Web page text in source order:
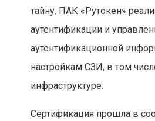
тайну. ПАК «Рутокен»
аутентификации и
аутентификационной
настройкам СЗИ, в том
инфраструктуре.
Сертификация прошла в